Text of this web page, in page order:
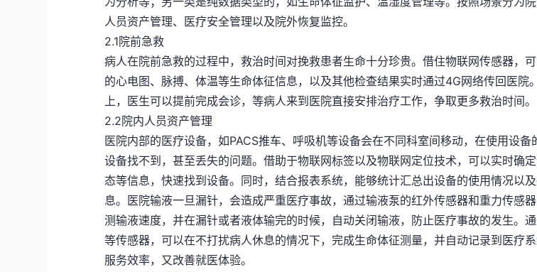
人员资产管理、医疗安全管理以及院外恢复监控。
2.1院前急救
病人在院前急救的过程中，救治时间对挽救患者生命十分珍贵。借住物联网传感器，
的心电图、脉搏、体温等生命体征信息，以及其他检查结果实时通过4G网络传回医院
上，医生可以提前完成会诊，等病人来到医院直接安排治疗工作，争取更多救治时间。
2.2院内人员资产管理
医院内部的医疗设备，如PACS推车、呼吸机等设备会在不同科室间移动，在使用设备
设备找不到，甚至丢失的问题。借助于物联网标签以及物联网定位技术，可以实时确
态等信息，快速找到设备。同时，结合报表系统，能够统计汇总出设备的使用情况以
息。医院输液一旦漏针，会造成严重医疗事故，通过输液泵的红外传感器和重力传感
测输液速度，并在漏针或者液体输完的时候，自动关闭输液，防止医疗事故的发生。
等传感器，可以在不打扰病人休息的情况下，完成生命体征测量，并自动记录到医疗
服务效率，又改善就医体验。